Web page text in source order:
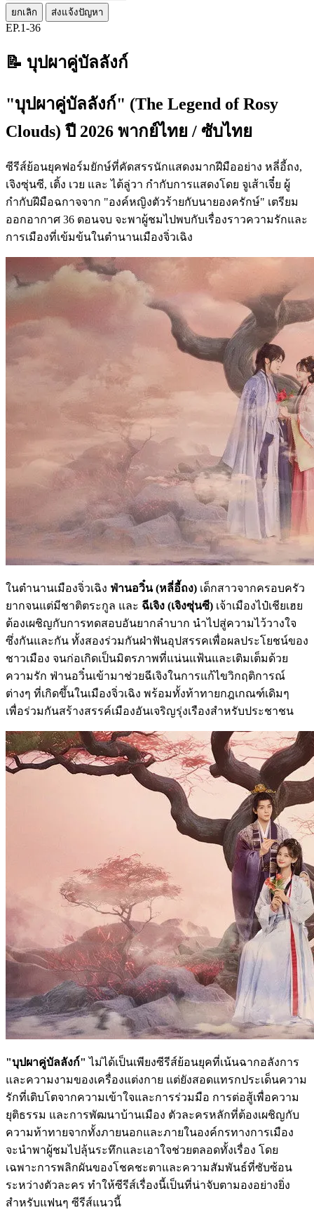
ยกเลิก ส่งแจ้งปัญหา
EP.1-36
📝 บุปผาคู่บัลลังก์
"บุปผาคู่บัลลังก์" (The Legend of Rosy
Clouds) ปี 2026 พากย์ไทย / ซับไทย
ซีรีส์ย้อนยุคฟอร์มยักษ์ที่คัดสรรนักแสดงมากฝีมืออย่าง หลี่อี้ถง,
เจิงซุ่นซี, เติ้ง เวย และ ไต้ลู่วา กำกับการแสดงโดย จูเส้าเจี๋ย ผู้
กำกับฝีมือฉกาจจาก "องค์หญิงตัวร้ายกับนายองครักษ์" เตรียม
ออกอากาศ 36 ตอนจบ จะพาผู้ชมไปพบกับเรื่องราวความรักและ
การเมืองที่เข้มข้นในตำนานเมืองจิ่วเฉิง
ในตำนานเมืองจิ่วเฉิง ฟ่านอวิ๋น (หลี่อี้ถง) เด็กสาวจากครอบครัว
ยากจนแต่มีชาติตระกูล และ ฉีเจิง (เจิงซุ่นซี) เจ้าเมืองไป๋เชียเฮย
ต้องเผชิญกับการทดสอบอันยากลำบาก นำไปสู่ความไว้วางใจ
ซึ่งกันและกัน ทั้งสองร่วมกันฝ่าฟันอุปสรรคเพื่อผลประโยชน์ของ
ชาวเมือง จนก่อเกิดเป็นมิตรภาพที่แน่นแฟ้นและเติมเต็มด้วย
ความรัก ฟ่านอวิ๋นเข้ามาช่วยฉีเจิงในการแก้ไขวิกฤติการณ์
ต่างๆ ที่เกิดขึ้นในเมืองจิ่วเฉิง พร้อมทั้งท้าทายกฎเกณฑ์เดิมๆ
เพื่อร่วมกันสร้างสรรค์เมืองอันเจริญรุ่งเรืองสำหรับประชาชน
"บุปผาคู่บัลลังก์" ไม่ได้เป็นเพียงซีรีส์ย้อนยุคที่เน้นฉากอลังการ
และความงามของเครื่องแต่งกาย แต่ยังสอดแทรกประเด็นความ
รักที่เติบโตจากความเข้าใจและการร่วมมือ การต่อสู้เพื่อความ
ยุติธรรม และการพัฒนาบ้านเมือง ตัวละครหลักที่ต้องเผชิญกับ
ความท้าทายจากทั้งภายนอกและภายในองค์กรทางการเมือง
จะนำพาผู้ชมไปลุ้นระทึกและเอาใจช่วยตลอดทั้งเรื่อง โดย
เฉพาะการพลิกผันของโชคชะตาและความสัมพันธ์ที่ซับซ้อน
ระหว่างตัวละคร ทำให้ซีรีส์เรื่องนี้เป็นที่น่าจับตามองอย่างยิ่ง
สำหรับแฟนๆ ซีรีส์แนวนี้